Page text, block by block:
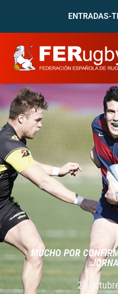
ENTRADAS-
MUCHO POR
23